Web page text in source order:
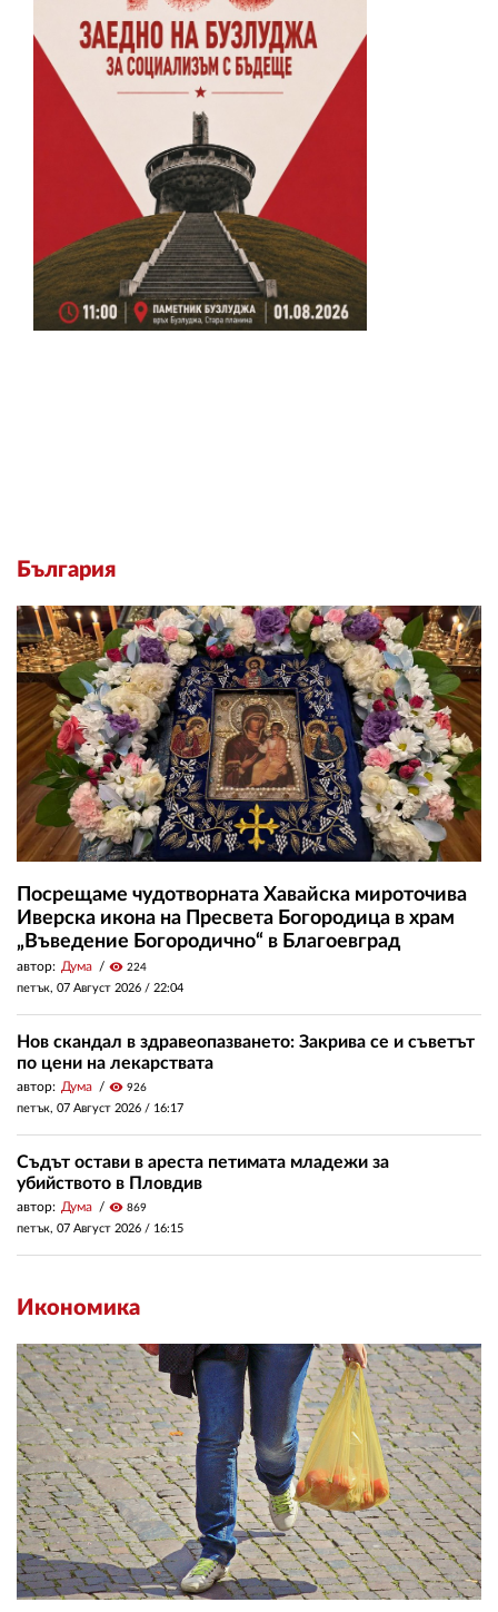
България
Посрещаме чудотворната Хавайска мироточива
Иверска икона на Пресвета Богородица в храм
„Въведение Богородично“ в Благоевград
автор: Дума visibility 224
петък, 07 Август 2026 / 22:04
Нов скандал в здравеопазването: Закрива се и съветът
по цени на лекарствата
автор: Дума visibility 926
петък, 07 Август 2026 / 16:17
Съдът остави в ареста петимата младежи за
убийството в Пловдив
автор: Дума visibility 869
петък, 07 Август 2026 / 16:15
Икономика